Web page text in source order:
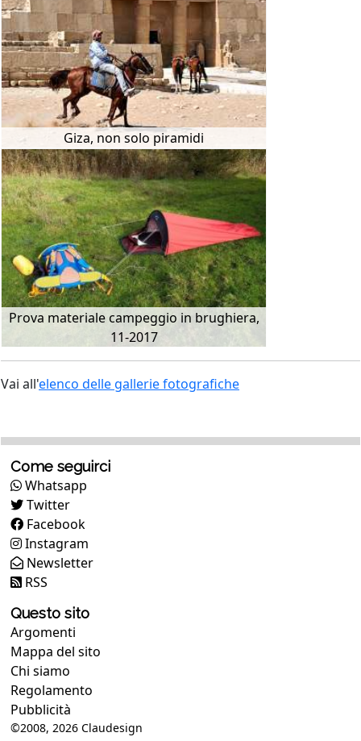
Giza, non solo piramidi
Prova materiale campeggio in brughiera,
11-2017
Vai all'elenco delle gallerie fotografiche
Come seguirci
Whatsapp
Twitter
Facebook
Instagram
Newsletter
RSS
Questo sito
Argomenti
Mappa del sito
Chi siamo
Regolamento
Pubblicità
©2008, 2026 Claudesign